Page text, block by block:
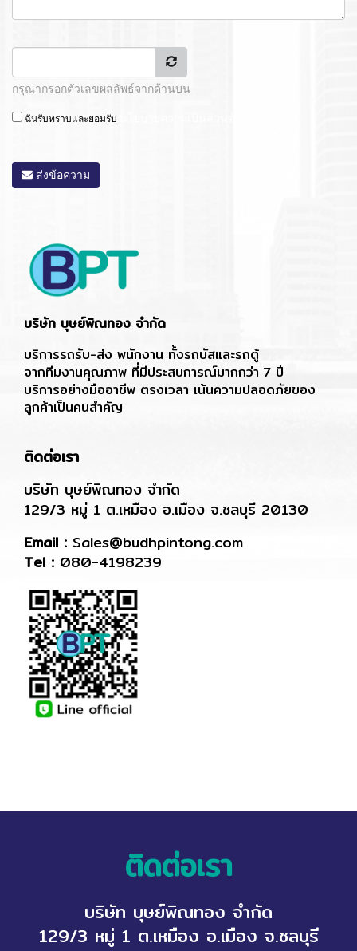
กรุณากรอกตัวเลขผลลัพธ์จากด้านบน
ฉันรับทราบและยอมรับ
ส่งข้อความ
บริษัท บุษย์พิณทอง จำกัด
บริการรถรับ-ส่ง พนักงาน ทั้งรถบัสและรถตู้
จากทีมงานคุณภาพ ที่มีประสบการณ์มากกว่า 7 ปี
บริการอย่างมืออาชีพ ตรงเวลา เน้นความปลอดภัยของ
ลูกค้าเป็นคนสำคัญ
ติดต่อเรา
บริษัท บุษย์พิณทอง จำกัด
129/3 หมู่ 1 ต.เหมือง อ.เมือง จ.ชลบุรี 20130
Email : Sales@budhpintong.com
Tel : 080-4198239
ติดต่อเรา
บริษัท บุษย์พิณทอง จำกัด
129/3 หมู่ 1 ต.เหมือง อ.เมือง จ.ชลบุรี